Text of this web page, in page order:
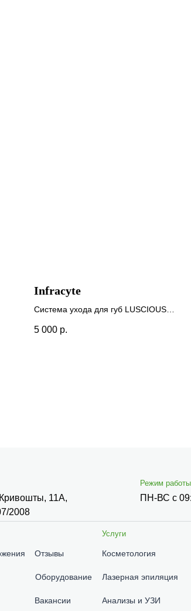
Infracyte
Система ухода для губ LUSCIOUS
5 000 р.
Отзывы
11А,
2008
Режим работы
ПН-ВС с
Косметология
Лазерная эпиляция
Анализы и УЗИ
Услуги
Оборудование
Вакансии